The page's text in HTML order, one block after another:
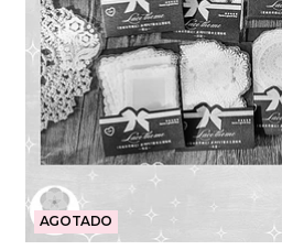
AGOTADO